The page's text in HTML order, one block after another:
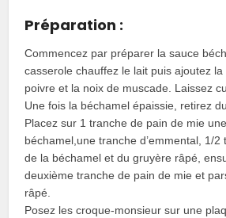
Préparation :
Commencez par préparer la sauce
casserole chauffez le lait puis ajoutez
poivre et la noix de muscade. Laissez
Une fois la béchamel épaissie, retirez
Placez sur 1 tranche de pain de mie
béchamel,une tranche d’emmental, 1/2
de la béchamel et du gruyère râpé,
deuxième tranche de pain de mie et
râpé.
Posez les croque-monsieur sur une